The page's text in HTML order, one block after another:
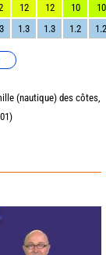
12 12 10
10
1.3 1.3 1.2 1.2
(nautique) des côtes,